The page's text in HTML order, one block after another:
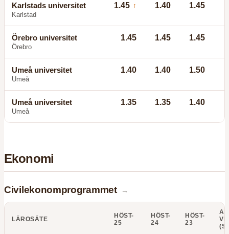
Karlstads universitet
Karlstad
1.45 ↑ 1.40 1.45
Örebro universitet
Örebro
1.45 1.45 1.45
Umeå universitet
Umeå
1.40 1.40 1.50
Umeå universitet
Umeå
1.35 1.35 1.40
Ekonomi
Civilekonomprogrammet →
LÄROSÄTE
HÖST-
25
HÖST-
24
HÖST-
23